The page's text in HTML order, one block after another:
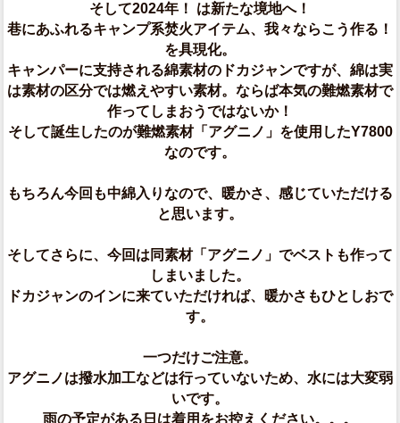
そして2024年！ は新たな境地へ！
巷にあふれるキャンプ系焚火アイテム、我々ならこう作る！
を具現化。
キャンパーに支持される綿素材のドカジャンですが、綿は実
は素材の区分では燃えやすい素材。ならば本気の難燃素材で
作ってしまおうではないか！
そして誕生したのが難燃素材「アグニノ」を使用したY7800
なのです。
もちろん今回も中綿入りなので、暖かさ、感じていただける
と思います。
そしてさらに、今回は同素材「アグニノ」でベストも作って
しまいました。
ドカジャンのインに来ていただければ、暖かさもひとしおで
す。
一つだけご注意。
アグニノは撥水加工などは行っていないため、水には大変弱
いです。
雨の予定がある日は着用をお控えください。。。